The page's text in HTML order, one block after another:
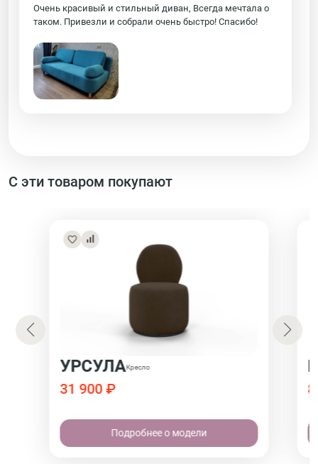
Очень красивый и стильный диван, Всегда мечтала о
таком. Привезли и собрали очень быстро! Спасибо!
С эти товаром покупают
УРСУЛАКресло
31 900 ₽
Подробнее о модели